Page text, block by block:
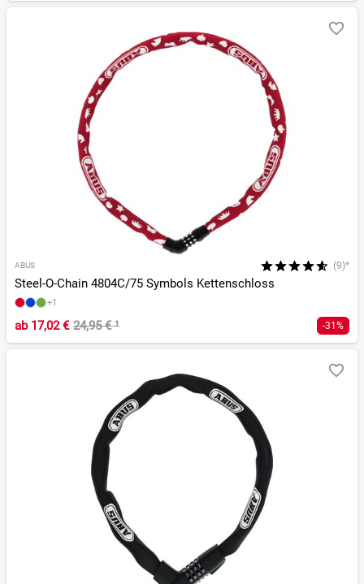
ABUS (9)*
Steel-O-Chain 4804C/75 Symbols Kettenschloss
+1
ab17,02 € 24,95 €¹ -31%